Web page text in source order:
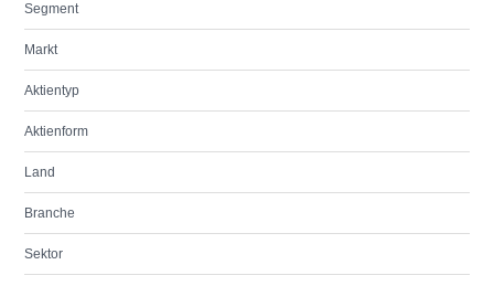
Segment
Markt
Aktientyp
Aktienform
Land
Branche
Sektor